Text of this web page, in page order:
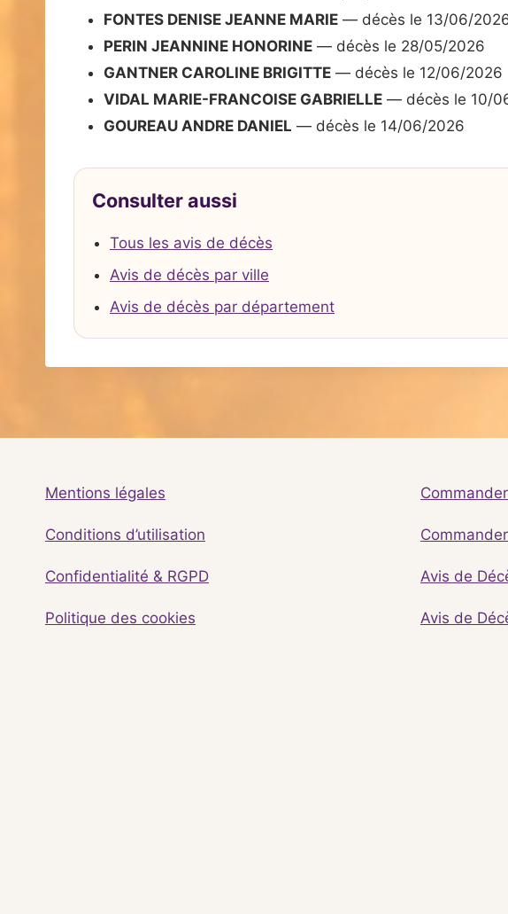
FONTES DENISE JEANNE MARIE — décès le 13/06/
PERIN JEANNINE HONORINE — décès le 28/05/2026
GANTNER CAROLINE BRIGITTE — décès le 12/06/2026
VIDAL MARIE-FRANCOISE GABRIELLE — décès le 10/
GOUREAU ANDRE DANIEL — décès le 14/06/2026
Consulter aussi
Tous les avis de décès
Avis de décès par ville
Avis de décès par département
Mentions légales
Conditions d’utilisation
Confidentialité & RGPD
Politique des cookies
Avis de
Avis de